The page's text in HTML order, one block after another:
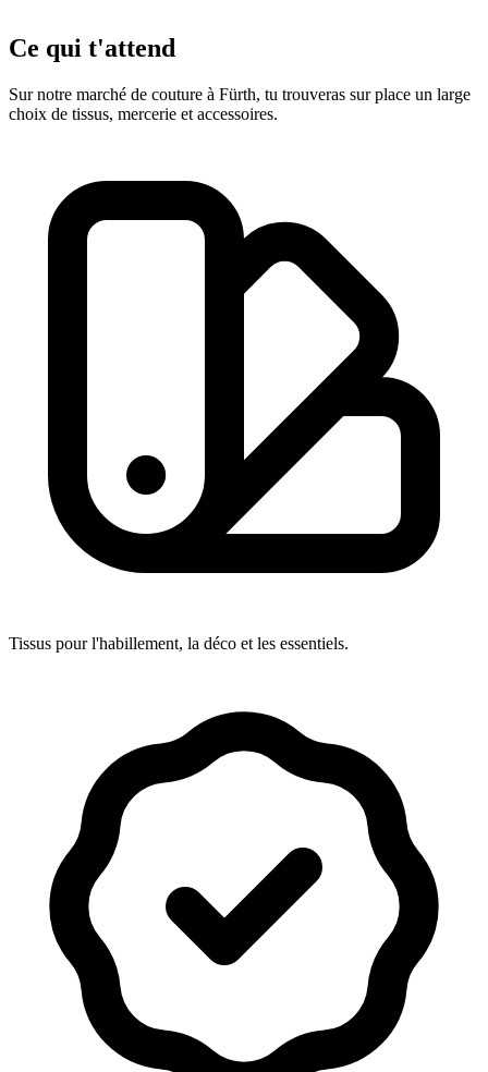
Ce qui t'attend
Sur notre marché de couture à Fürth, tu trouveras sur place un large
choix de tissus, mercerie et accessoires.
Tissus pour l'habillement, la déco et les essentiels.